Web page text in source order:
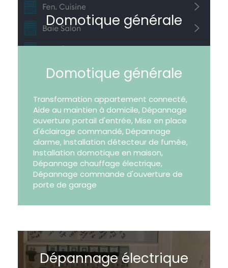
Domotique générale
Domotique générale
Transformation appartement connecté,
Aide au maintien à domicile, Dépannage
ouverture portail d'entrée, Mise en place
d'éclairage commandé, Dépannage
alarme, Installation détecteur de fumée,
Installation domotique en maison,
Dépannage chauffage électrique,
Dépannage commande d'ouverture de
porte de garage
Dépannage électrique